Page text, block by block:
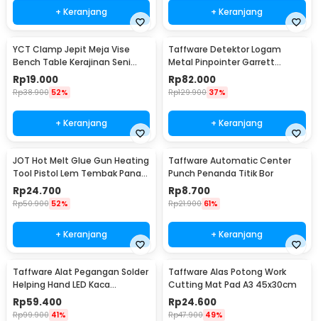
+ Keranjang + Keranjang
YCT Clamp Jepit Meja Vise
Bench Table Kerajinan Seni
Perhiasan 25mm - QST
Rp19.000
Rp38.900 52%
+ Keranjang
Taffware Detektor Logam
Metal Pinpointer Garrett
Waterproof - 1166000
Rp82.000
Rp129.900 37%
+ Keranjang
JOT Hot Melt Glue Gun Heating
Tool Pistol Lem Tembak Panas
20W - QT-302
Rp24.700
Rp50.900 52%
+ Keranjang
Taffware Automatic Center
Punch Penanda Titik Bor
Rp8.700
Rp21.900 61%
+ Keranjang
Taffware Alat Pegangan Solder
Helping Hand LED Kaca
Pembesar 3.5X - TE-801
Rp59.400
Rp99.900 41%
Taffware Alas Potong Work
Cutting Mat Pad A3 45x30cm
Rp24.600
Rp47.900 49%